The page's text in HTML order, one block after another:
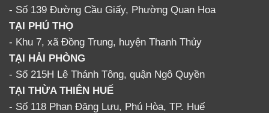
- Số 139 Đường Cầu Giấy, Phường Quan Hoa
TẠI PHÚ THỌ
- Khu 7, xã Đồng Trung, huyện Thanh Thủy
TẠI HẢI PHÒNG
- Số 215H Lê Thánh Tông, quận Ngô Quyền
TẠI THỪA THIÊN HUẾ
- Số 118 Phan Đăng Lưu, Phú Hòa, TP. Huế